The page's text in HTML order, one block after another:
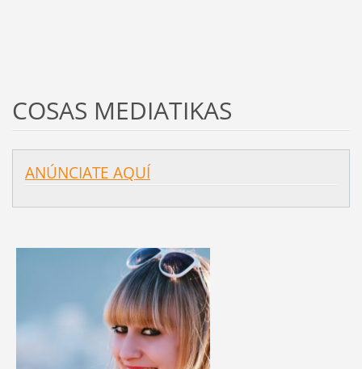
COSAS MEDIATIKAS
ANÚNCIATE AQUÍ